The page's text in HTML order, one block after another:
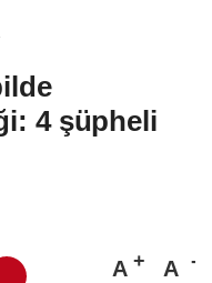
4 şüpheli
A A